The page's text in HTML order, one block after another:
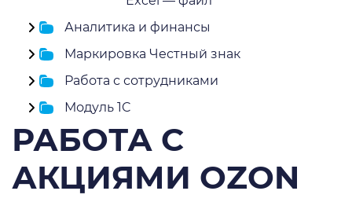
Аналитика и финансы
Маркировка Честный знак
Работа с сотрудниками
Модуль 1C
РАБОТА С
АКЦИЯМИ OZON